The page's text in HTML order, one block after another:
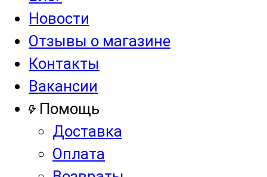
Новости
Отзывы о магазине
Контакты
Вакансии
Помощь
Доставка
Оплата